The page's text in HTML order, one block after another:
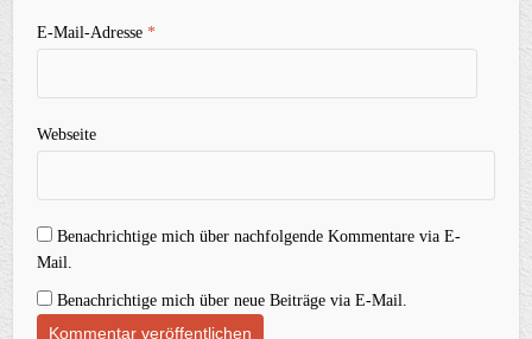
E-Mail-Adresse*
Webseite
Benachrichtige mich über nachfolgende Kommentare via E-
Mail.
Benachrichtige mich über neue Beiträge via E-Mail.